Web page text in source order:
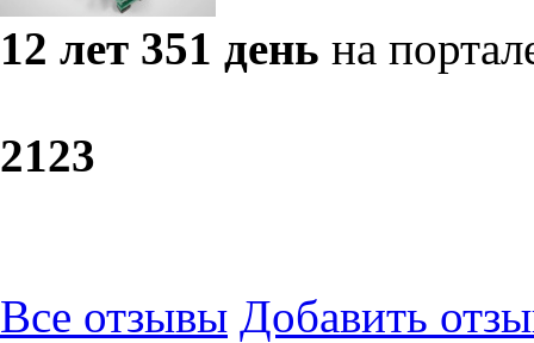
12 лет 351 день на
2123
Все отзывы Добавить